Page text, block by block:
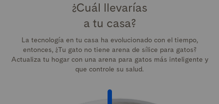
¿Cuál llevarías
a tu casa?
La tecnología en tu casa ha evolucionado con el tiempo,
entonces, ¿Tu gato no tiene arena de sílice para gatos?
Actualiza tu hogar con una arena para gatos más inteligente y
que controle su salud.